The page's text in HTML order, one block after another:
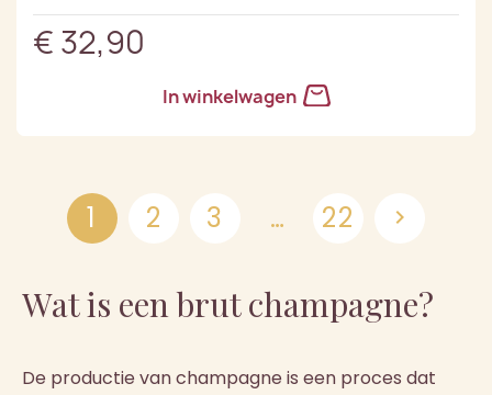
€ 32,90
In winkelwagen
1 2 3 … 22 
Wat is een brut champagne?
De productie van champagne is een proces dat